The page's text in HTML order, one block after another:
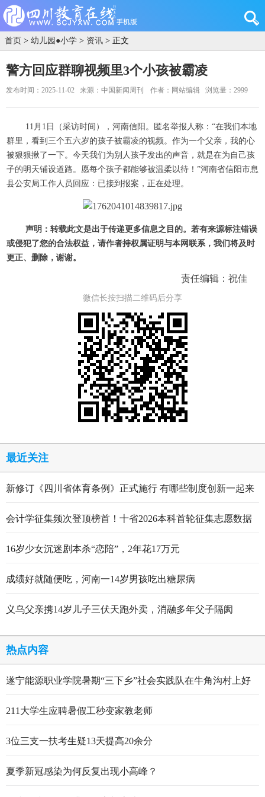
首页 > 幼儿园●小学 > 资讯 > 正文
警方回应群聊视频里3个小孩被霸凌
发布时间：2025-11-02 来源：中国新闻周刊 作者：网站编辑 浏览量：2999
11月1日（采访时间），河南信阳。匿名举报人称：“在我们本地
群里，看到三个五六岁的孩子被霸凌的视频。作为一个父亲，我的心
被狠狠揪了一下。今天我们为别人孩子发出的声音，就是在为自己孩
子的明天铺设道路。愿每个孩子都能够被温柔以待！”河南省信阳市息
县公安局工作人员回应：已接到报案，正在处理。
声明：转载此文是出于传递更多信息之目的。若有来源标注错误
或侵犯了您的合法权益，请作者持权属证明与本网联系，我们将及时
更正、删除，谢谢。
责任编辑：祝佳
微信长按扫描二维码后分享
最近关注
新修订《四川省体育条例》正式施行 有哪些制度创新一起来
会计学征集频次登顶榜首！十省2026本科首轮征集志愿数据
16岁少女沉迷剧本杀“恋陪”，2年花17万元
成绩好就随便吃，河南一14岁男孩吃出糖尿病
义乌父亲携14岁儿子三伏天跑外卖，消融多年父子隔阂
热点内容
遂宁能源职业学院暑期“三下乡”社会实践队在牛角沟村上好
211大学生应聘暑假工秒变家教老师
3位三支一扶考生疑13天提高20余分
夏季新冠感染为何反复出现小高峰？